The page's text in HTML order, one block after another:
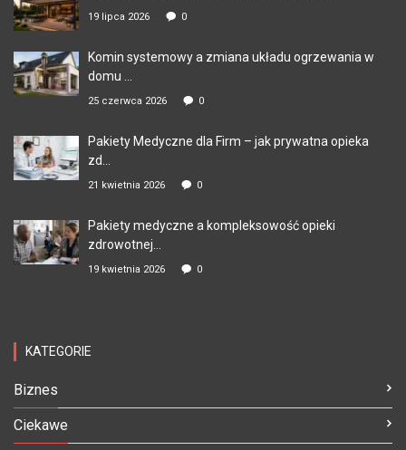
19 lipca 2026 0
Komin systemowy a zmiana układu ogrzewania w
domu ...
25 czerwca 2026 0
Pakiety Medyczne dla Firm – jak prywatna opieka
zd...
21 kwietnia 2026 0
Pakiety medyczne a kompleksowość opieki
zdrowotnej...
19 kwietnia 2026 0
KATEGORIE
Biznes
Ciekawe